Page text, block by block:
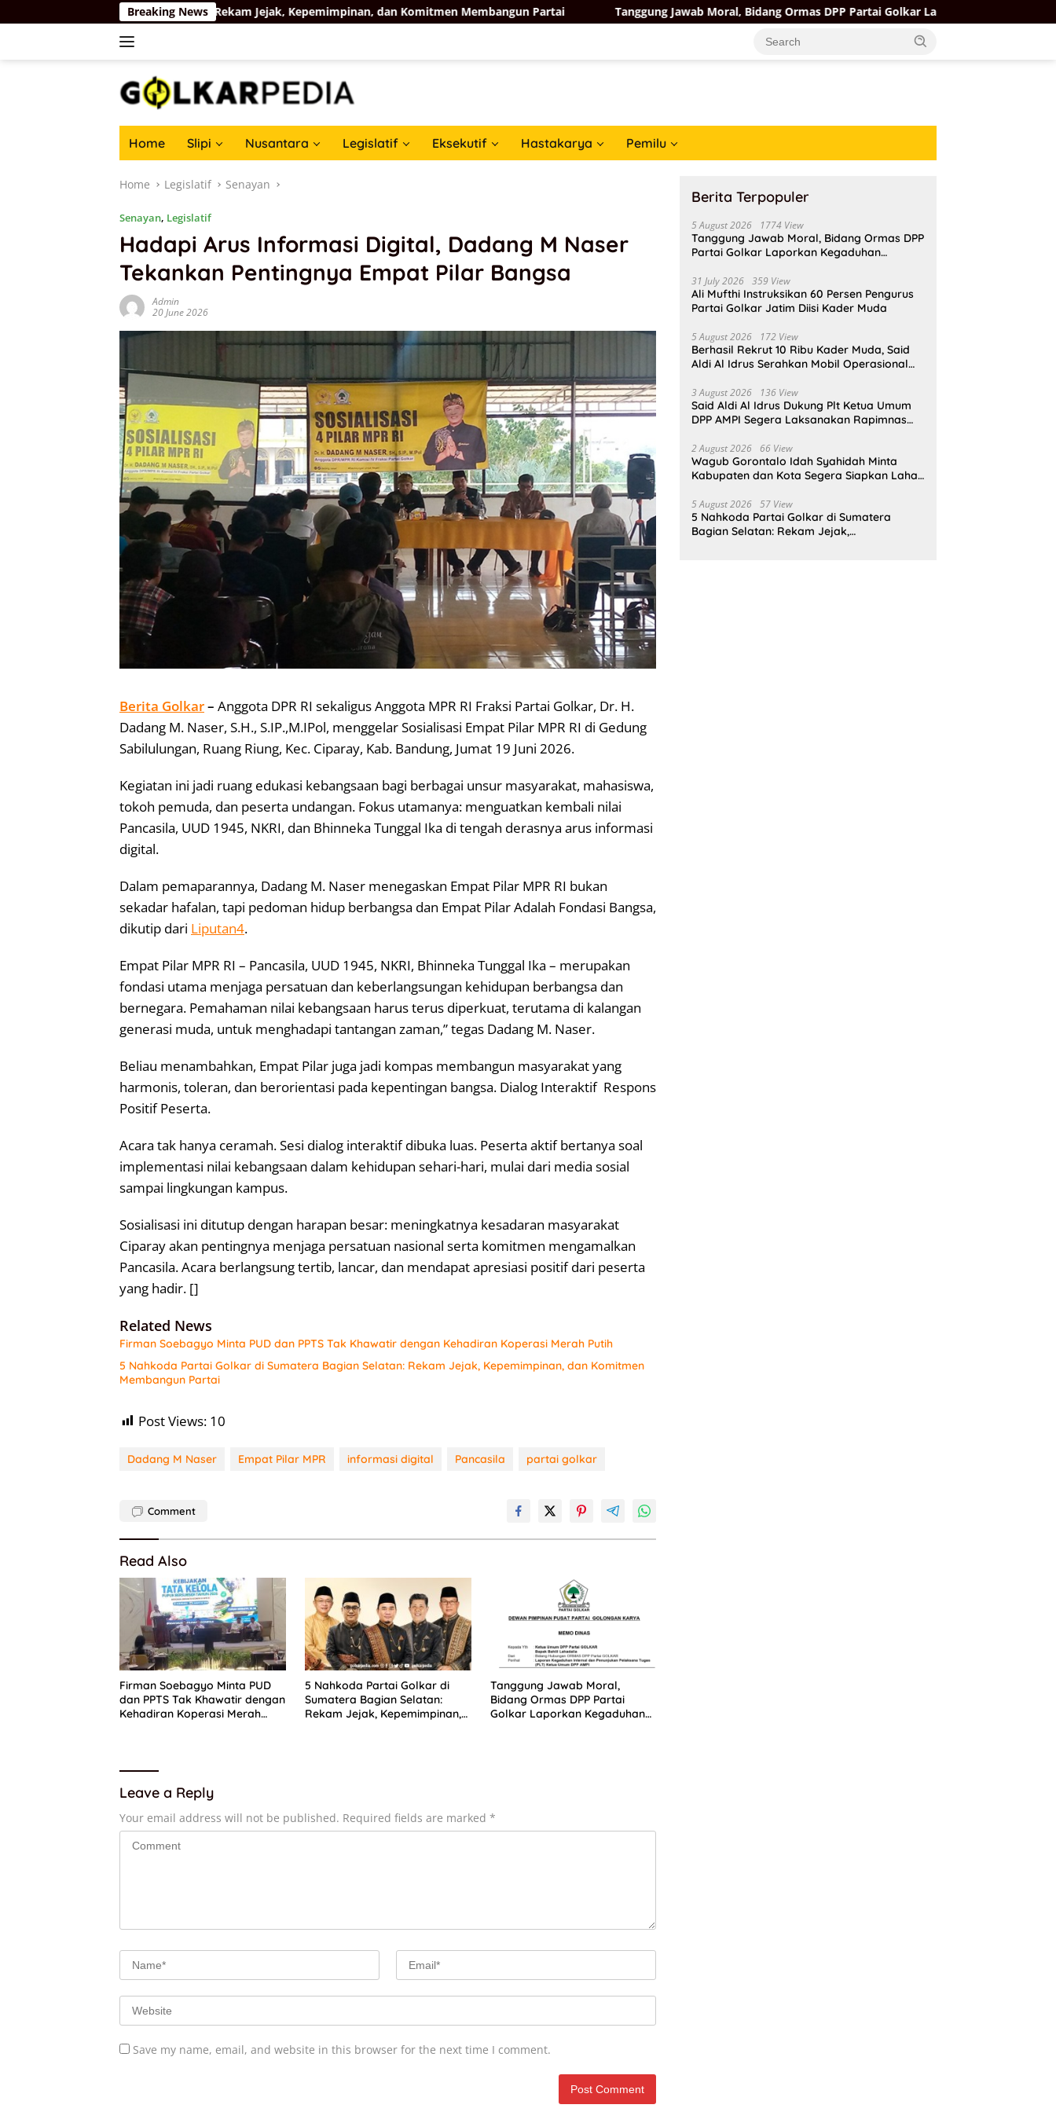
to
Breaking News
Bagian Selatan: Rekam Jejak, Kepemimpinan, dan Komitmen Membangun Partai Tanggung Jawab Moral, Bidang Ormas DPP Partai Golkar Laporkan Kegaduhan Internal AMPI
Home Slipi Nusantara Legislatif Eksekutif Hastakarya Pemilu
Home Legislatif Senayan
Senayan, Legislatif
Hadapi Arus Informasi Digital, Dadang M Naser
Tekankan Pentingnya Empat Pilar Bangsa
Admin
20 June 2026
Berita Golkar– Anggota DPR RI sekaligus Anggota MPR RI Fraksi Partai Golkar, Dr. H.
Dadang M. Naser, S.H., S.IP.,M.IPol, menggelar Sosialisasi Empat Pilar MPR RI di Gedung
Sabilulungan, Ruang Riung, Kec. Ciparay, Kab. Bandung, Jumat 19 Juni 2026.
Kegiatan ini jadi ruang edukasi kebangsaan bagi berbagai unsur masyarakat, mahasiswa,
tokoh pemuda, dan peserta undangan. Fokus utamanya: menguatkan kembali nilai
Pancasila, UUD 1945, NKRI, dan Bhinneka Tunggal Ika di tengah derasnya arus informasi
digital.
Dalam pemaparannya, Dadang M. Naser menegaskan Empat Pilar MPR RI bukan
sekadar hafalan, tapi pedoman hidup berbangsa dan Empat Pilar Adalah Fondasi Bangsa,
dikutip dari Liputan4.
Empat Pilar MPR RI – Pancasila, UUD 1945, NKRI, Bhinneka Tunggal Ika – merupakan
fondasi utama menjaga persatuan dan keberlangsungan kehidupan berbangsa dan
bernegara. Pemahaman nilai kebangsaan harus terus diperkuat, terutama di kalangan
generasi muda, untuk menghadapi tantangan zaman,” tegas Dadang M. Naser.
‎Beliau menambahkan, Empat Pilar juga jadi kompas membangun masyarakat yang
harmonis, toleran, dan berorientasi pada kepentingan bangsa. ‎Dialog Interaktif Respons
Positif Peserta.
Acara tak hanya ceramah. Sesi dialog interaktif dibuka luas. Peserta aktif bertanya soal
implementasi nilai kebangsaan dalam kehidupan sehari-hari, mulai dari media sosial
sampai lingkungan kampus.
‎Sosialisasi ini ditutup dengan harapan besar: meningkatnya kesadaran masyarakat
Ciparay akan pentingnya menjaga persatuan nasional serta komitmen mengamalkan
Pancasila. Acara berlangsung tertib, lancar, dan mendapat apresiasi positif dari peserta
yang hadir. []
Related News
Firman Soebagyo Minta PUD dan PPTS Tak Khawatir dengan Kehadiran Koperasi Merah Putih
5 Nahkoda Partai Golkar di Sumatera Bagian Selatan: Rekam Jejak, Kepemimpinan, dan Komitmen
Membangun Partai
Post Views: 10
Dadang M Naser Empat Pilar MPR informasi digital Pancasila partai golkar
Comment
Read Also
Firman Soebagyo Minta PUD
dan PPTS Tak Khawatir dengan
Kehadiran Koperasi Merah
5 Nahkoda Partai Golkar di
Sumatera Bagian Selatan:
Rekam Jejak, Kepemimpinan,
Tanggung Jawab Moral,
Bidang Ormas DPP Partai
Golkar Laporkan Kegaduhan
Leave a Reply
Your email address will not be published. Required fields are marked *
Save my name, email, and website in this browser for the next time I comment.
Berita Terpopuler
5 August 2026 1774 View
Tanggung Jawab Moral, Bidang Ormas DPP
Partai Golkar Laporkan Kegaduhan
31 July 2026 359 View
Ali Mufthi Instruksikan 60 Persen Pengurus
Partai Golkar Jatim Diisi Kader Muda
5 August 2026 172 View
Berhasil Rekrut 10 Ribu Kader Muda, Said
Aldi Al Idrus Serahkan Mobil Operasional
3 August 2026 136 View
Said Aldi Al Idrus Dukung Plt Ketua Umum
DPP AMPI Segera Laksanakan Rapimnas
2 August 2026 66 View
Wagub Gorontalo Idah Syahidah Minta
Kabupaten dan Kota Segera Siapkan Lahan
5 August 2026 57 View
5 Nahkoda Partai Golkar di Sumatera
Bagian Selatan: Rekam Jejak,